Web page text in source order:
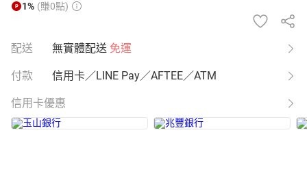
1% (賺0點)
配送 無實體配送 免運
付款 信用卡／LINE Pay／AFTEE／ATM
信用卡優惠